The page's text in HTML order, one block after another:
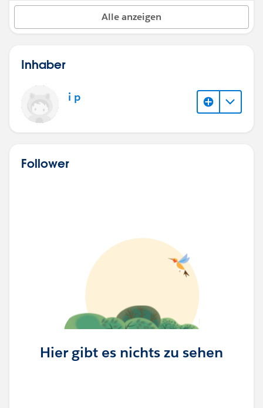
Alle anzeigen
Inhaber
i p
Follower
Hier gibt es nichts zu sehen